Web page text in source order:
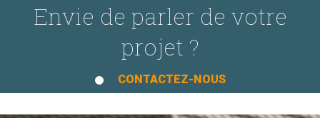
Envie de parler de votre
projet ?
CONTACTEZ-NOUS